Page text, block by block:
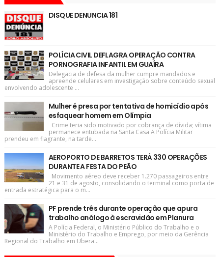
DISQUE DENUNCIA 181
POLÍCIA CIVIL DEFLAGRA OPERAÇÃO CONTRA
PORNOGRAFIA INFANTIL EM GUAÍRA
Delegacia de defesa da mulher cumpre mandados e
apreende celulares em investigação sobre conteúdo sexual
envolvendo adolescente ...
Mulher é presa por tentativa de homicídio após
esfaquear homem em Olímpia
Crime teria sido motivado por cobrança de dívida; vítima
permanece entubada na Santa Casa A Polícia Militar
prendeu em flagrante, na tarde...
AEROPORTO DE BARRETOS TERÁ 330 OPERAÇÕES
DURANTE A FESTA DO PEÃO
Movimento aéreo deve receber 1.270 passageiros entre
21 e 31 de agosto, consolidando o terminal como porta de
entrada estratégica para o m...
PF prende três durante operação que apura
trabalho análogo à escravidão em Planura
A Polícia Federal, o Ministério Público do Trabalho e o
Ministério do Trabalho e Emprego, por meio da Gerência
Regional do Trabalho em Ubera...